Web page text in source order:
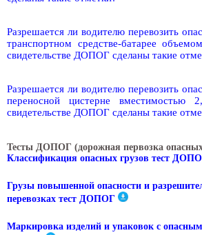
Разрешается ли водителю перевозить
транспортном средстве-батарее
свидетельстве ДОПОГ сделаны такие
Разрешается ли водителю перевозить
переносной цистерне
свидетельстве ДОПОГ сделаны такие
Тесты ДОПОГ (дорожная первозка опасных
Классификация опасных грузов тест
Грузы повышенной опасности и
перевозках тест ДОПОГ
Маркировка изделий и упаковок с